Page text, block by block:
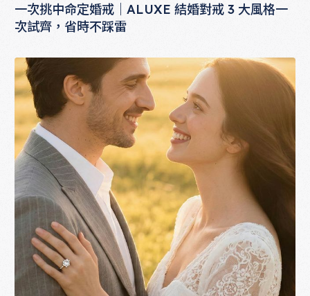
一次挑中命定婚戒｜ALUXE 結婚對戒 3 大風格一
次試齊，省時不踩雷